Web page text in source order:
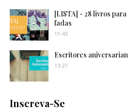
[LISTA] - 28 livros
fadas
11:43
Escritores
13:27
Inscreva-Se